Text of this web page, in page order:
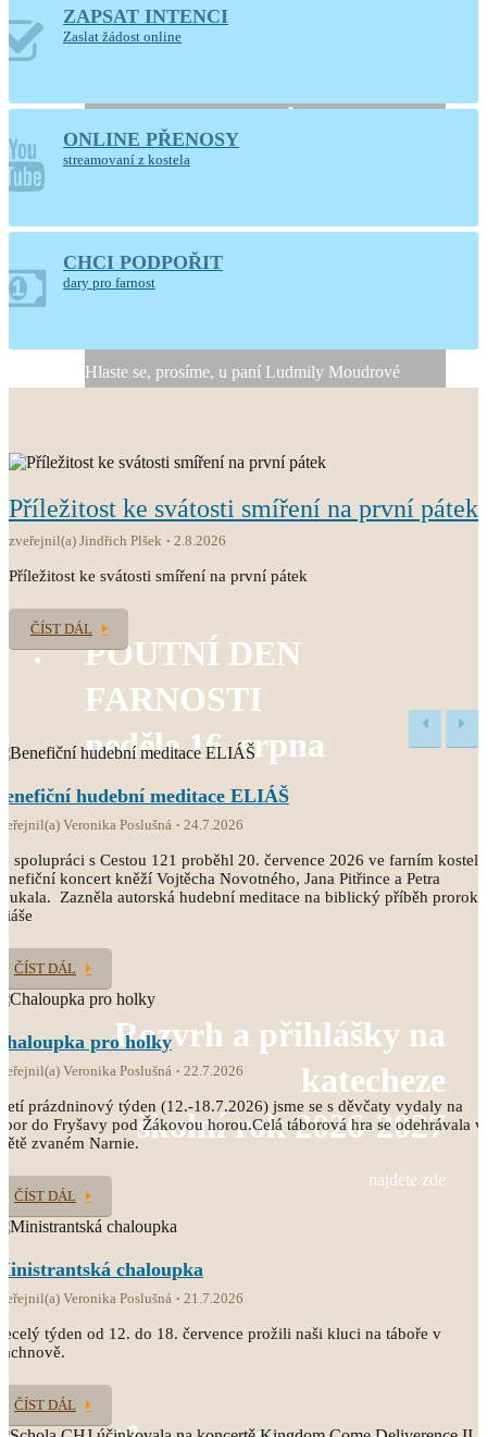
Otevřený kostel
Marie
Ústí nad Orlicí
Generální úklid kostela
Hlaste se, prosíme, u paní Ludmily Moudrové
POUTNÍ DEN
FARNOSTI
neděle 16. srpna
Rozvrh a přihlášky na
katecheze
školní rok 2026-2027
najdete zde
ZAPSAT INTENCI
Zaslat žádost online
ONLINE PŘENOSY
streamovaní z kostela
CHCI PODPOŘIT
dary pro farnost
Příležitost ke svátosti smíření na první pátek
zveřejnil(a) Jindřich Plšek 2.8.2026
Příležitost ke svátosti smíření na první pátek
ČÍST DÁL
hudební meditace ELIÁŠ
Veronika Poslušná 24.7.2026
spolupráci s Cestou 121 proběhl 20. července 2026 ve farním kostele
koncert kněží Vojtěcha Novotného, Jana Pitřince a Petra
Zazněla autorská hudební meditace na biblický příběh proroka
ČÍST DÁL
pro holky
Veronika Poslušná 22.7.2026
prázdninový týden (12.-18.7.2026) jsme se s děvčaty vydaly na
do Fryšavy pod Žákovou horou.Celá táborová hra se odehrávala
zvaném Narnie.
ČÍST DÁL
chaloupka
Veronika Poslušná 21.7.2026
týden od 12. do 18. července prožili naši kluci na táboře v
ČÍST DÁL